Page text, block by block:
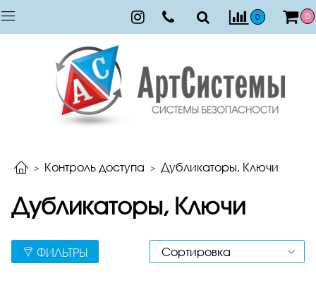
0 0
Контроль доступа Дубликаторы, Ключи
Дубликаторы, Ключи
ФИЛЬТРЫ